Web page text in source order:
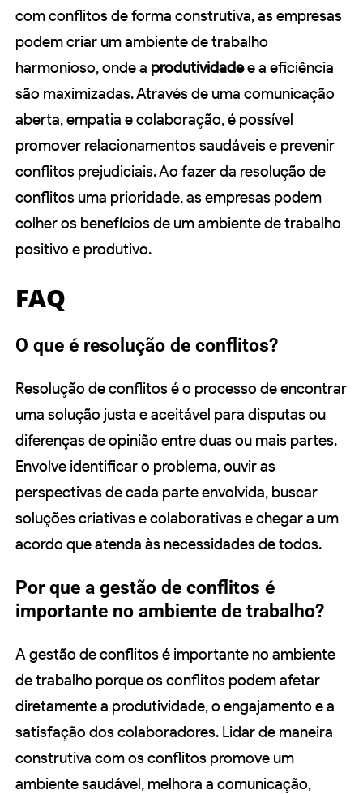
com conflitos de forma construtiva, as empresas
podem criar um ambiente de trabalho
harmonioso, onde a produtividadee a eficiência
são maximizadas. Através de uma comunicação
aberta, empatia e colaboração, é possível
promover relacionamentos saudáveis e prevenir
conflitos prejudiciais. Ao fazer da resolução de
conflitos uma prioridade, as empresas podem
colher os benefícios de um ambiente de trabalho
positivo e produtivo.
FAQ
O que é resolução de conflitos?
Resolução de conflitos é o processo de encontrar
uma solução justa e aceitável para disputas ou
diferenças de opinião entre duas ou mais partes.
Envolve identificar o problema, ouvir as
perspectivas de cada parte envolvida, buscar
soluções criativas e colaborativas e chegar a um
acordo que atenda às necessidades de todos.
Por que a gestão de conflitos é
importante no ambiente de trabalho?
A gestão de conflitos é importante no ambiente
de trabalho porque os conflitos podem afetar
diretamente a produtividade, o engajamento e a
satisfação dos colaboradores. Lidar de maneira
construtiva com os conflitos promove um
ambiente saudável, melhora a comunicação,